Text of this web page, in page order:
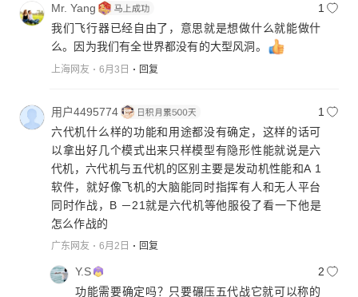
Mr. Yang
1
我们飞行器已经自由了，意思就是想做什么就能做什
么。因为我们有全世界都没有的大型风洞。
上海网友 6月3日 回复
用户4495774
1
六代机什么样的功能和用途都没有确定，这样的话可
以拿出好几个模式出来只样模型有隐形性能就说是六
代机，六代机与五代机的区别主要是发动机性能和A 1
软件，就好像飞机的大脑能同时指挥有人和无人平台
同时作战，B －21就是六代机等他服役了看一下他是
怎么作战的
广东网友 6月2日 回复
Y.S
2
功能需要确定吗？只要碾压五代战它就可以称的